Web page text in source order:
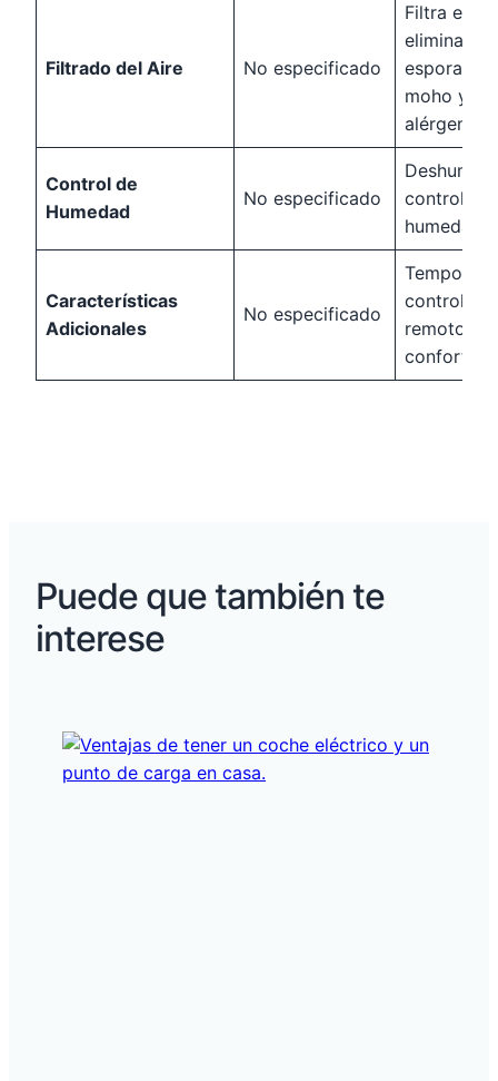
Filtrado del Aire No especificado
Filtra el
elimina
esporas de
moho y
alérgenos
Control de
Humedad
No especificado
controla
humedad
Características
Adicionales
No especificado
controles
remotos,
confort
Puede que también te
interese